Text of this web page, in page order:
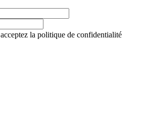
la politique de confidentialité